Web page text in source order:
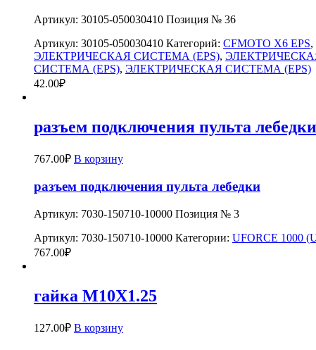
Артикул: 30105-050030410 Позиция № 36
Артикул: 30105-050030410 Категорий: CFMOTO X6 EPS,
ЭЛЕКТРИЧЕСКАЯ СИСТЕМА (EPS),
СИСТЕМА (EPS), ЭЛЕКТРИЧЕСКАЯ СИСТЕМА (EPS)
42.00₽
разъем подключения пульта лебедки
767.00₽ В корзину
разъем подключения пульта лебедки
Артикул: 7030-150710-10000 Позиция № 3
Артикул: 7030-150710-10000 Категории: UFORCE 1000
767.00₽
гайка M10X1.25
127.00₽ В корзину